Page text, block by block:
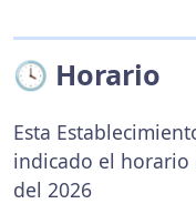
🕓 Horario
Esta
indicado el
del 2026